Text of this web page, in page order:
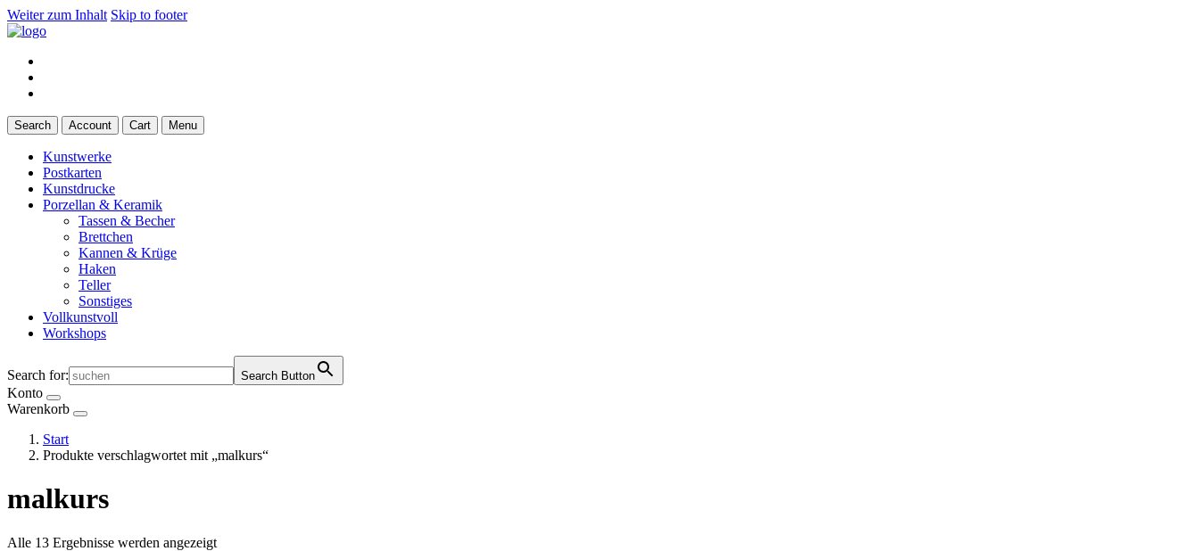
Weiter zum Inhalt Skip to footer
Search Account Cart Menu
Kunstwerke
Postkarten
Kunstdrucke
Porzellan & Keramik
Tassen & Becher
Brettchen
Kannen & Krüge
Haken
Teller
Sonstiges
Vollkunstvoll
Workshops
Search for: Search Button
Konto
Warenkorb
Start
Produkte verschlagwortet mit „malkurs“
malkurs
Alle 13 Ergebnisse werden angezeigtNach